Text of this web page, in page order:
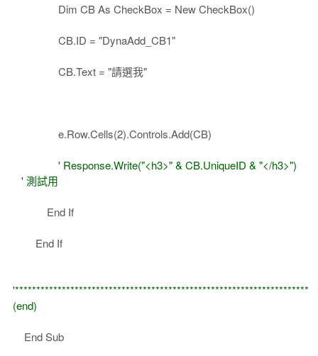
Dim CB As CheckBox = New CheckBox()
CB.ID = "DynaAdd_CB1"
CB.Text = "請選我"
e.Row.Cells(2).Controls.Add(CB)
' Response.Write("<h3>" & CB.UniqueID & "</h3>")
' 測試用
End If
End If
'*********************************************************************
(end)
End Sub